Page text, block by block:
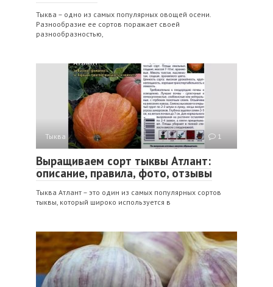
Тыква – одно из самых популярных овощей осени.
Разнообразие ее сортов поражает своей
разнообразностью,
Тыква 1
Выращиваем сорт тыквы Атлант:
описание, правила, фото, отзывы
Тыква Атлант – это один из самых популярных сортов
тыквы, который широко используется в